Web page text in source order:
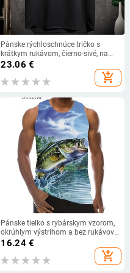
Pánske rýchloschnúce tričko s
krátkym rukávom, čierno-sivé, na
leto 2023, do posilňovne, tielko s
nadrozmerné 4XL
23.06 €
add_shopping_cart
Pánske tielko s rybárskym vzorom,
okrúhlym výstrihom a bez rukávov,
plážové ležérne topy veľkých
rozmerov, letné 3D tlačené pánske
tielko v pouličnom štýle, veľkosť
16.24€
add_shopping_cart